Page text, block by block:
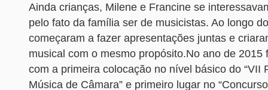
Ainda crianças, Milene e Francine se
pelo fato da família ser de musicistas. Ao longo
começaram a fazer apresentações juntas e
musical com o mesmo propósito.No ano de 2015
com a primeira colocação no nível básico do “VII
Música de Câmara” e primeiro lugar no